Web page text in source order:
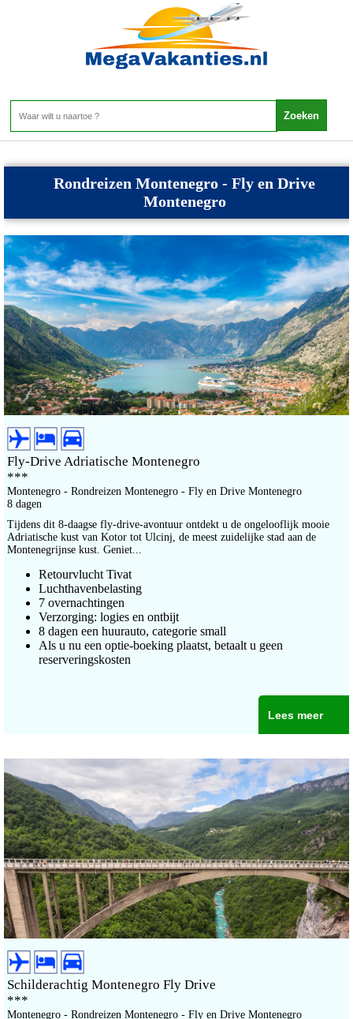
Home>Montenegro
Rondreizen Montenegro - Fly en Drive
Montenegro
Fly-Drive Adriatische Montenegro
***
Montenegro - Rondreizen Montenegro - Fly en Drive Montenegro
8 dagen
Tijdens dit 8-daagse fly-drive-avontuur ontdekt u de ongelooflijk mooie
Adriatische kust van Kotor tot Ulcinj, de meest zuidelijke stad aan de
Montenegrijnse kust. Geniet...
Retourvlucht Tivat
Luchthavenbelasting
7 overnachtingen
Verzorging: logies en ontbijt
8 dagen een huurauto, categorie small
Als u nu een optie-boeking plaatst, betaalt u geen
reserveringskosten
Lees meer
Schilderachtig Montenegro Fly Drive
***
Montenegro - Rondreizen Montenegro - Fly en Drive Montenegro